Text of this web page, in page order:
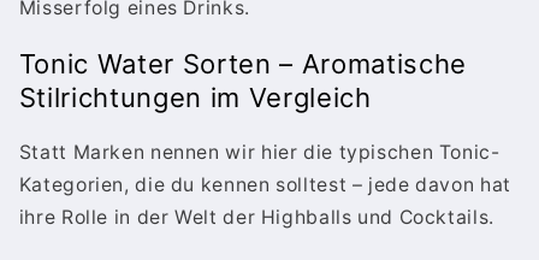
Misserfolg eines Drinks.
Tonic Water Sorten – Aromatische
Stilrichtungen im Vergleich
Statt Marken nennen wir hier die typischen Tonic-
Kategorien, die du kennen solltest – jede davon hat
ihre Rolle in der Welt der Highballs und Cocktails.